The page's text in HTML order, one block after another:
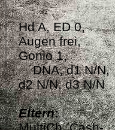
Hd A, ED 0,
Augen frei,
Gonio 1,
DNA, d1 N/N,
d2 N/N, d3 N/N
Eltern: